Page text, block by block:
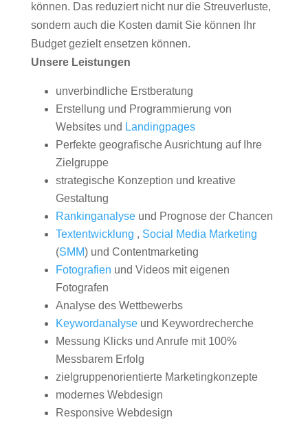
können. Das reduziert nicht nur die Streuverluste,
sondern auch die Kosten damit Sie können Ihr
Budget gezielt ensetzen können.
Unsere Leistungen
unverbindliche Erstberatung
Erstellung und Programmierung von
Websites und Landingpages
Perfekte geografische Ausrichtung auf Ihre
Zielgruppe
strategische Konzeption und kreative
Gestaltung
Rankinganalyseund Prognose der Chancen
Textentwicklung , Social Media Marketing
(SMM) und Contentmarketing
Fotografien und Videos mit eigenen
Fotografen
Analyse des Wettbewerbs
Keywordanalyseund Keywordrecherche
Messung Klicks und Anrufe mit 100%
Messbarem Erfolg
zielgruppenorientierte Marketingkonzepte
modernes Webdesign
Responsive Webdesign